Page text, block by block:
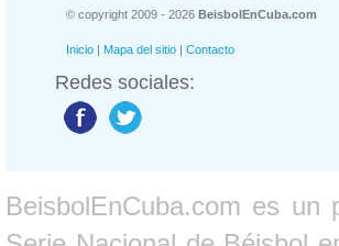
© copyright 2009 - 2026 BeisbolEnCuba.com
Inicio | Mapa del sitio | Contacto
Redes sociales:
BeisbolEnCuba.com es un